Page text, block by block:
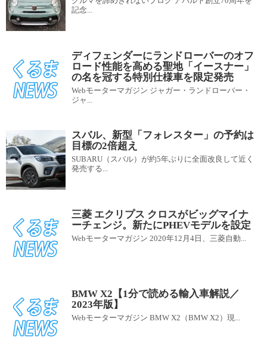
記念...
ディフェンダーにランドローバーのオフ
ロード性能を高める聖地「イースナー」
の名を冠する特別仕様車を限定発売
Webモーターマガジン ジャガー・ランドローバー・
ジャ...
スバル、新型「フォレスター」の予約は
目標の2倍超え
SUBARU（スバル）が約5年ぶりに全面改良して近く
発売する...
三菱 エクリプス クロスがビッグマイナ
ーチェンジ。新たにPHEVモデルを設定
Webモーターマガジン 2020年12月4日、三菱自動...
BMW X2【1分で読める輸入車解説／
2023年版】
Webモーターマガジン BMW X2（BMW X2）現...